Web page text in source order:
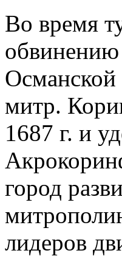
Во время
обвинению
митр.
1687 г. и
город
лидеров